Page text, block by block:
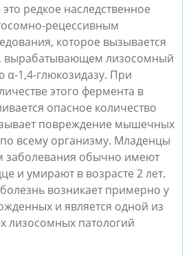
редкое наследственное
рецессивным
которое вызывается
вырабатывающем лизосомный
1,4-глюкозидазу. При
этого фермента в
опасное количество
повреждение мышечных
всему организму. Младенцы
заболевания обычно имеют
и умирают в возрасте 2 лет.
болезнь возникает примерно у
и является одной из
лизосомных патологий